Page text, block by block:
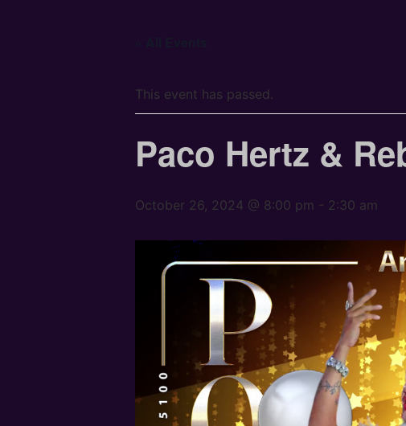
This event has passed.
Paco Hertz &
October 26, 2024 @ 8:00 pm - 2:30 am